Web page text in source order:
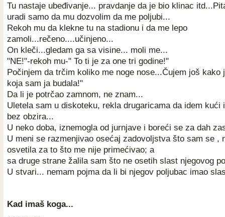
Tu nastaje ubeđivanje... pravdanje da je bio klinac
uradi samo da mu dozvolim da me poljubi...
Rekoh mu da klekne tu na stadionu i da me lepo
zamoli...rečeno....učinjeno...
On kleči...gledam ga sa visine... moli me...
"NE!"-rekoh mu-" To ti je za one tri godine!"
Počinjem da trčim koliko me noge nose...Čujem još kako
koja sam ja budala!"
Da li je potrčao zamnom, ne znam...
Uletela sam u diskoteku, rekla drugaricama da idem kući
bez obzira...
U neko doba, iznemogla od jurnjave i boreći se za dah
U meni se razmenjivao osećaj zadovoljstva što sam se ,
osvetila za to što me nije primećivao; a
sa druge strane žalila sam što ne osetih slast njegovog
U stvari... nemam pojma da li bi njegov poljubac imao
Kad imaš koga...